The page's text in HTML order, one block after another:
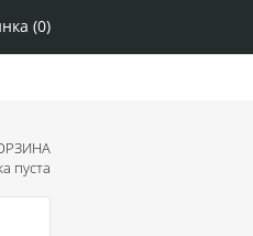
(0)
пуста